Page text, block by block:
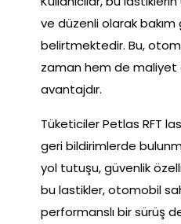
ve düzenli olarak
belirtmektedir. Bu,
zaman hem de maliyet
avantajdır.
Tüketiciler Petlas RFT
geri bildirimlerde
yol tutuşu, güvenlik
bu lastikler, otomobil
performanslı bir sürüş